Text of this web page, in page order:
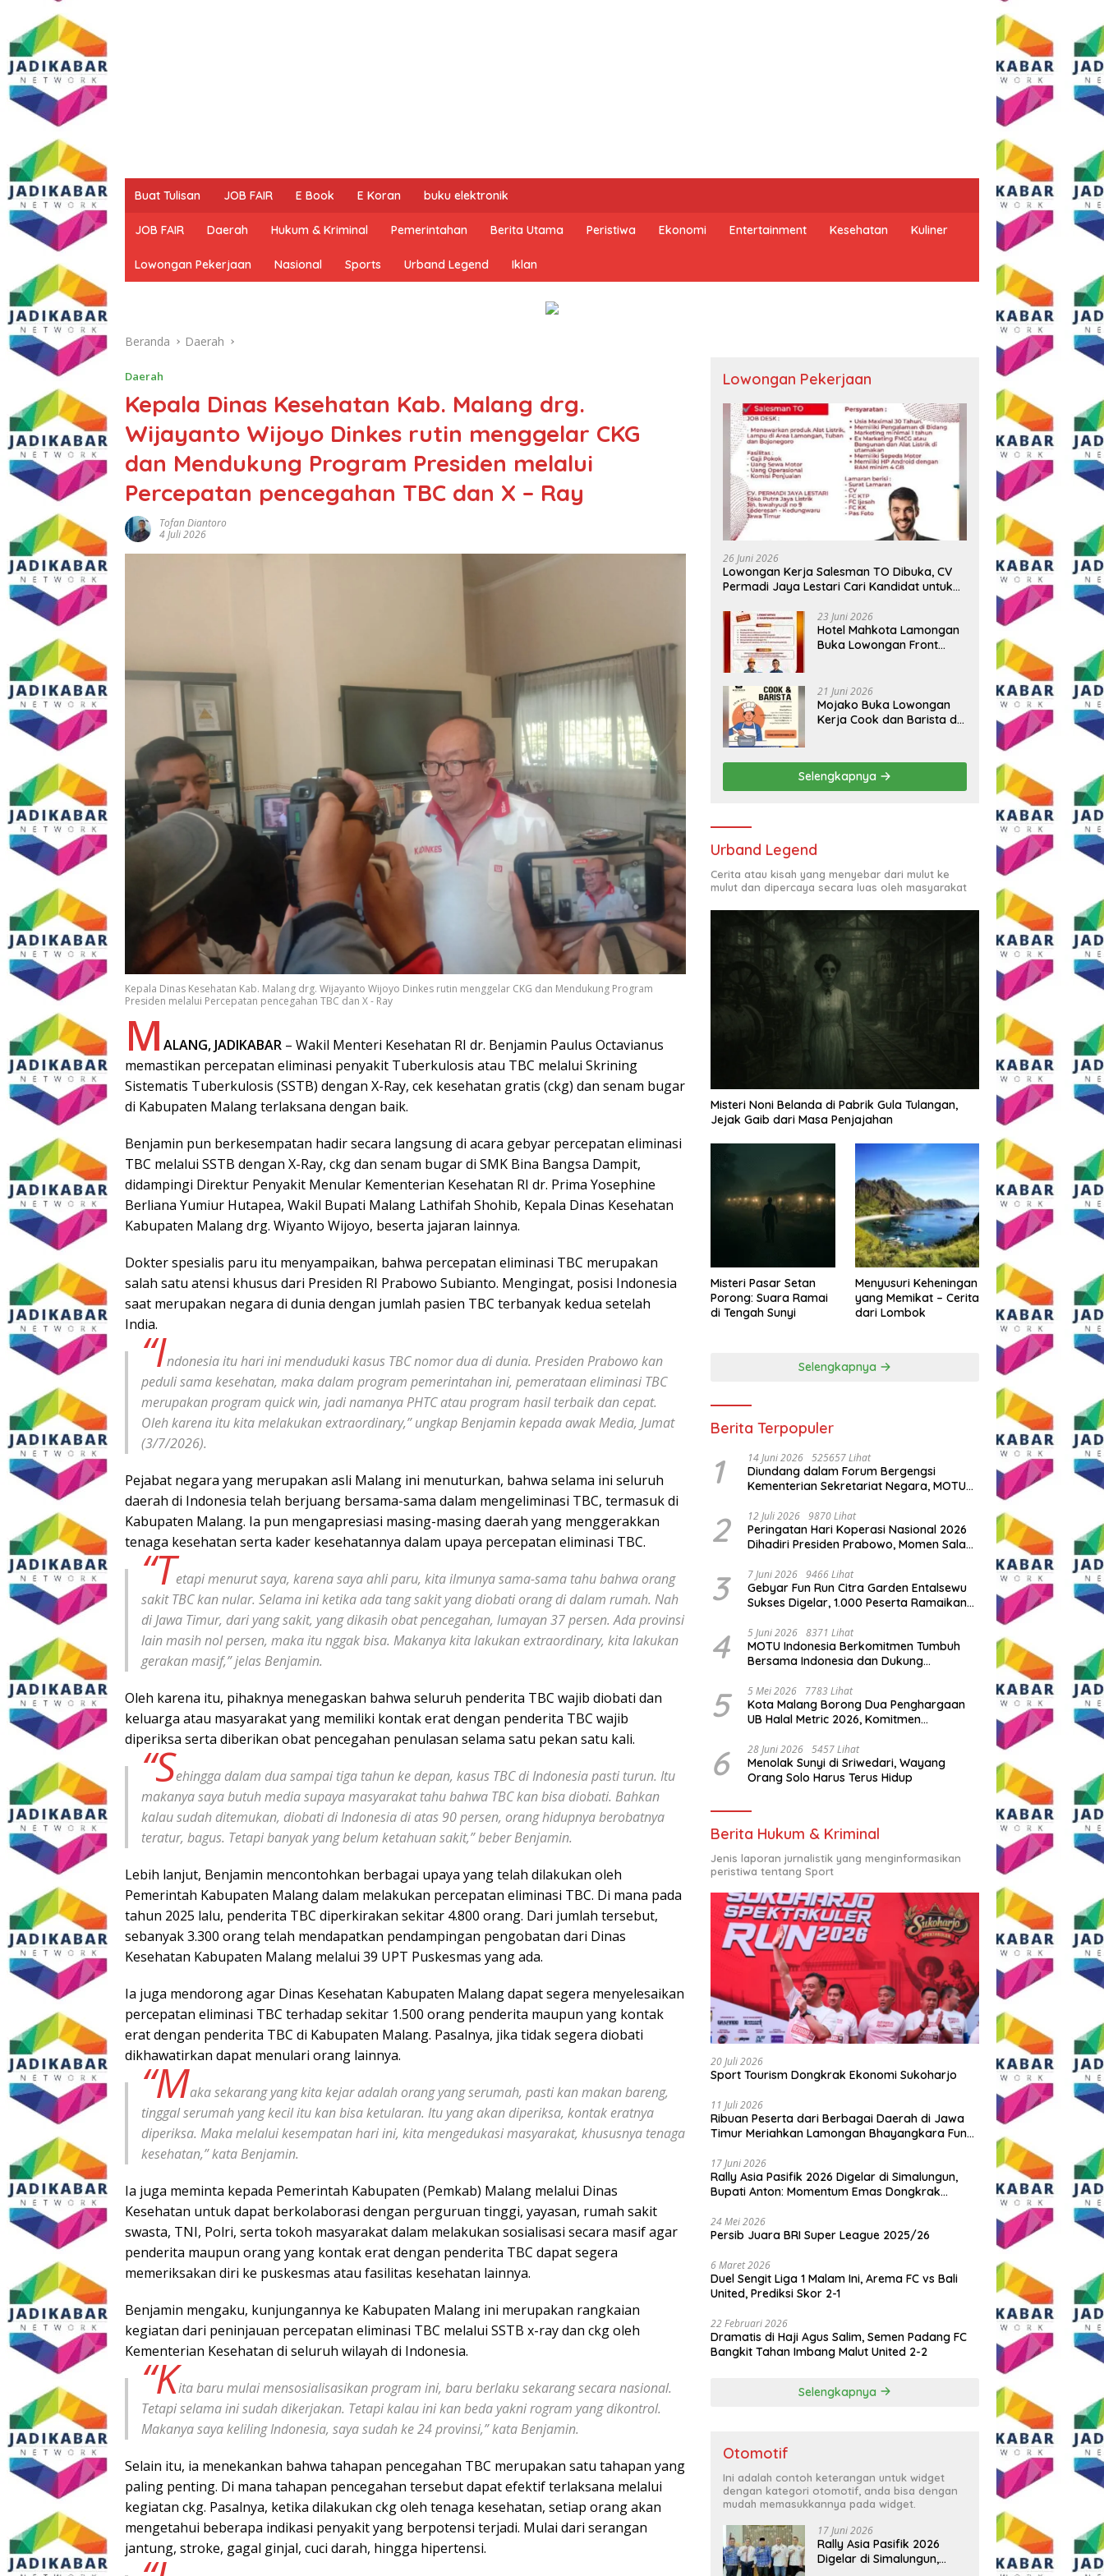
Buat Tulisan JOB FAIR E Book E Koran buku elektronik
JOB FAIR Daerah Hukum & Kriminal Pemerintahan Berita Utama Peristiwa Ekonomi Entertainment Kesehatan Kuliner
Lowongan Pekerjaan Nasional Sports Urband Legend Iklan
Beranda Daerah
Daerah
Kepala Dinas Kesehatan Kab. Malang drg.
Wijayanto Wijoyo Dinkes rutin menggelar CKG
dan Mendukung Program Presiden melalui
Percepatan pencegahan TBC dan X – Ray
Tofan Diantoro
4 Juli 2026
Kepala Dinas Kesehatan Kab. Malang drg. Wijayanto Wijoyo Dinkes rutin menggelar CKG dan Mendukung Program
Presiden melalui Percepatan pencegahan TBC dan X - Ray
M ALANG, JADIKABAR – Wakil Menteri Kesehatan RI dr. Benjamin Paulus Octavianus
memastikan percepatan eliminasi penyakit Tuberkulosis atau TBC melalui Skrining
Sistematis Tuberkulosis (SSTB) dengan X-Ray, cek kesehatan gratis (ckg) dan senam bugar
di Kabupaten Malang terlaksana dengan baik.
Benjamin pun berkesempatan hadir secara langsung di acara gebyar percepatan eliminasi
TBC melalui SSTB dengan X-Ray, ckg dan senam bugar di SMK Bina Bangsa Dampit,
didampingi Direktur Penyakit Menular Kementerian Kesehatan RI dr. Prima Yosephine
Berliana Yumiur Hutapea, Wakil Bupati Malang Lathifah Shohib, Kepala Dinas Kesehatan
Kabupaten Malang drg. Wiyanto Wijoyo, beserta jajaran lainnya.
Dokter spesialis paru itu menyampaikan, bahwa percepatan eliminasi TBC merupakan
salah satu atensi khusus dari Presiden RI Prabowo Subianto. Mengingat, posisi Indonesia
saat merupakan negara di dunia dengan jumlah pasien TBC terbanyak kedua setelah
India.“Indonesia itu hari ini menduduki kasus TBC nomor dua di dunia. Presiden Prabowo kan
peduli sama kesehatan, maka dalam program pemerintahan ini, pemerataan eliminasi TBC
merupakan program quick win, jadi namanya PHTC atau program hasil terbaik dan cepat.
Oleh karena itu kita melakukan extraordinary,” ungkap Benjamin kepada awak Media, Jumat
(3/7/2026).
Pejabat negara yang merupakan asli Malang ini menuturkan, bahwa selama ini seluruh
daerah di Indonesia telah berjuang bersama-sama dalam mengeliminasi TBC, termasuk di
Kabupaten Malang. Ia pun mengapresiasi masing-masing daerah yang menggerakkan
tenaga kesehatan serta kader kesehatannya dalam upaya percepatan eliminasi TBC.
“Tetapi menurut saya, karena saya ahli paru, kita ilmunya sama-sama tahu bahwa orang
sakit TBC kan nular. Selama ini ketika ada tang sakit yang diobati orang di dalam rumah. Nah
di Jawa Timur, dari yang sakit, yang dikasih obat pencegahan, lumayan 37 persen. Ada provinsi
lain masih nol persen, maka itu nggak bisa. Makanya kita lakukan extraordinary, kita lakukan
gerakan masif,” jelas Benjamin.
Oleh karena itu, pihaknya menegaskan bahwa seluruh penderita TBC wajib diobati dan
keluarga atau masyarakat yang memiliki kontak erat dengan penderita TBC wajib
diperiksa serta diberikan obat pencegahan penulasan selama satu pekan satu kali.
“Sehingga dalam dua sampai tiga tahun ke depan, kasus TBC di Indonesia pasti turun. Itu
makanya saya butuh media supaya masyarakat tahu bahwa TBC kan bisa diobati. Bahkan
kalau sudah ditemukan, diobati di Indonesia di atas 90 persen, orang hidupnya berobatnya
teratur, bagus. Tetapi banyak yang belum ketahuan sakit,” beber Benjamin.
Lebih lanjut, Benjamin mencontohkan berbagai upaya yang telah dilakukan oleh
Pemerintah Kabupaten Malang dalam melakukan percepatan eliminasi TBC. Di mana pada
tahun 2025 lalu, penderita TBC diperkirakan sekitar 4.800 orang. Dari jumlah tersebut,
sebanyak 3.300 orang telah mendapatkan pendampingan pengobatan dari Dinas
Kesehatan Kabupaten Malang melalui 39 UPT Puskesmas yang ada.
Ia juga mendorong agar Dinas Kesehatan Kabupaten Malang dapat segera menyelesaikan
percepatan eliminasi TBC terhadap sekitar 1.500 orang penderita maupun yang kontak
erat dengan penderita TBC di Kabupaten Malang. Pasalnya, jika tidak segera diobati
dikhawatirkan dapat menulari orang lainnya.
“Maka sekarang yang kita kejar adalah orang yang serumah, pasti kan makan bareng,
tinggal serumah yang kecil itu kan bisa ketularan. Itu yang akan diperiksa, kontak eratnya
diperiksa. Maka melalui kesempatan hari ini, kita mengedukasi masyarakat, khususnya tenaga
kesehatan,” kata Benjamin.
Ia juga meminta kepada Pemerintah Kabupaten (Pemkab) Malang melalui Dinas
Kesehatan untuk dapat berkolaborasi dengan perguruan tinggi, yayasan, rumah sakit
swasta, TNI, Polri, serta tokoh masyarakat dalam melakukan sosialisasi secara masif agar
penderita maupun orang yang kontak erat dengan penderita TBC dapat segera
memeriksakan diri ke puskesmas atau fasilitas kesehatan lainnya.
Benjamin mengaku, kunjungannya ke Kabupaten Malang ini merupakan rangkaian
kegiatan dari peninjauan percepatan eliminasi TBC melalui SSTB x-ray dan ckg oleh
Kementerian Kesehatan di seluruh wilayah di Indonesia.
“Kita baru mulai mensosialisasikan program ini, baru berlaku sekarang secara nasional.
Tetapi selama ini sudah dikerjakan. Tetapi kalau ini kan beda yakni rogram yang dikontrol.
Makanya saya keliling Indonesia, saya sudah ke 24 provinsi,” kata Benjamin.
Selain itu, ia menekankan bahwa tahapan pencegahan TBC merupakan satu tahapan yang
paling penting. Di mana tahapan pencegahan tersebut dapat efektif terlaksana melalui
kegiatan ckg. Pasalnya, ketika dilakukan ckg oleh tenaga kesehatan, setiap orang akan
mengetahui beberapa indikasi penyakit yang berpotensi terjadi. Mulai dari serangan
jantung, stroke, gagal ginjal, cuci darah, hingga hipertensi.
Lowongan Pekerjaan
26 Juni 2026
Lowongan Kerja Salesman TO Dibuka, CV
Permadi Jaya Lestari Cari Kandidat untuk
23 Juni 2026
Hotel Mahkota Lamongan
Buka Lowongan Front
Syaratnya
21 Juni 2026
Mojako Buka Lowongan
Kerja Cook dan Barista di
Selengkapnya
Urband Legend
Cerita atau kisah yang menyebar dari mulut ke
mulut dan dipercaya secara luas oleh masyarakat
Misteri Noni Belanda di Pabrik Gula Tulangan,
Jejak Gaib dari Masa Penjajahan
Misteri Pasar Setan
Porong: Suara Ramai
di Tengah Sunyi
Menyusuri Keheningan
yang Memikat – Cerita
dari Lombok
Selengkapnya
Berita Terpopuler
1 14 Juni 2026 525657 Lihat
Diundang dalam Forum Bergengsi
Kementerian Sekretariat Negara, MOTU
Indonesia
2 12 Juli 2026 9870 Lihat
Peringatan Hari Koperasi Nasional 2026
Dihadiri Presiden Prabowo, Momen Salam
3 7 Juni 2026 9466 Lihat
Gebyar Fun Run Citra Garden Entalsewu
Sukses Digelar, 1.000 Peserta Ramaikan
4 5 Juni 2026 8371 Lihat
MOTU Indonesia Berkomitmen Tumbuh
Bersama Indonesia dan Dukung
5 5 Mei 2026 7783 Lihat
Kota Malang Borong Dua Penghargaan
UB Halal Metric 2026, Komitmen
6 28 Juni 2026 5457 Lihat
Menolak Sunyi di Sriwedari, Wayang
Orang Solo Harus Terus Hidup
Berita Hukum & Kriminal
Jenis laporan jurnalistik yang menginformasikan
peristiwa tentang Sport
20 Juli 2026
Sport Tourism Dongkrak Ekonomi Sukoharjo
11 Juli 2026
Ribuan Peserta dari Berbagai Daerah di Jawa
Timur Meriahkan Lamongan Bhayangkara Fun
17 Juni 2026
Rally Asia Pasifik 2026 Digelar di Simalungun,
Bupati Anton: Momentum Emas Dongkrak
24 Mei 2026
Persib Juara BRI Super League 2025/26
6 Maret 2026
Duel Sengit Liga 1 Malam Ini, Arema FC vs Bali
United, Prediksi Skor 2-1
22 Februari 2026
Dramatis di Haji Agus Salim, Semen Padang FC
Bangkit Tahan Imbang Malut United 2-2
Selengkapnya
Otomotif
Ini adalah contoh keterangan untuk widget
dengan kategori otomotif, anda bisa dengan
mudah memasukkannya pada widget.
17 Juni 2026
Rally Asia Pasifik 2026
Digelar di Simalungun,